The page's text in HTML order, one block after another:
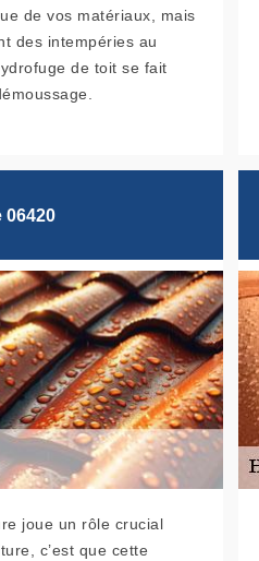
de vos matériaux, mais
des intempéries au
de toit se fait
06420
joue un rôle crucial
c’est que cette